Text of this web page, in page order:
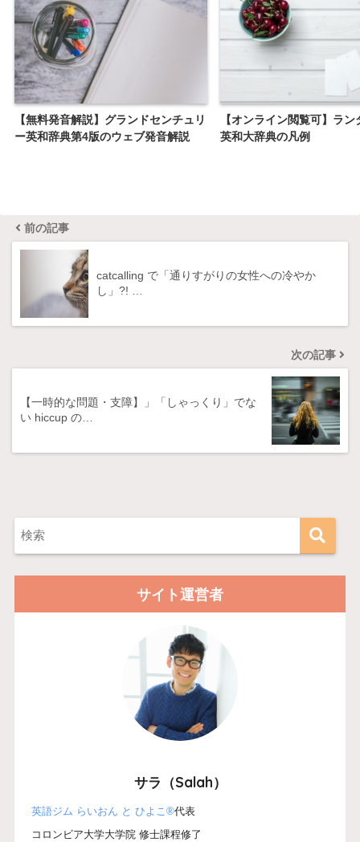
【無料発音解説】グランドセンチュリ
ー英和辞典第4版のウェブ発音解説
【オンライン閲覧可】ラ
英和大辞典の凡例
前の記事
catcalling で「通りすがりの女性への冷やか
し」?! …
次の記事
【一時的な問題・支障】」「しゃっくり」でな
い hiccup の…
サイト運営者
サラ（Salah）
英語ジム らいおん と ひよこ®代表
コロンビア大学大学院 修士課程修了